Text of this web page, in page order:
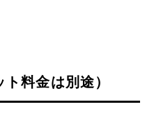
料金は別途）